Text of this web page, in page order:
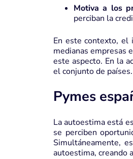
Motiva a los
perciban la
En este contexto, el
medianas empresas
este aspecto. En la
el conjunto de países.
Pymes
La autoestima está
se perciben
Simultáneamente,
autoestima, creando